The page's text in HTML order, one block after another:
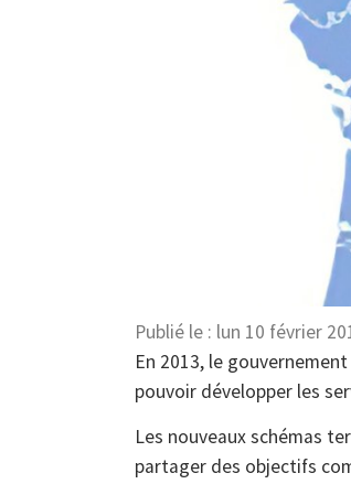
Publié le : lun 10 février
En 2013, le
pouvoir développer les
Les nouveaux schémas
partager des objectifs